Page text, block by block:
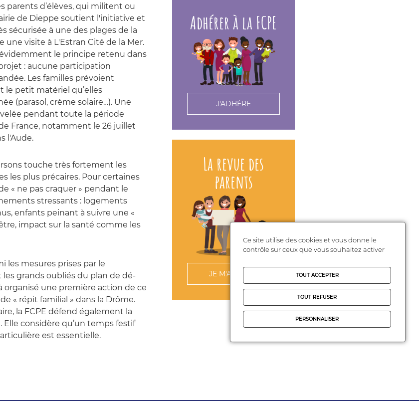
parents d’élèves, qui militent ou
de Dieppe soutient l'initiative et
sécurisée à une des plages de la
une visite à L'Estran Cité de la Mer.
le principe retenu dans
: aucune participation
Les familles prévoient
petit matériel qu’elles
(parasol, crème solaire…). Une
pendant toute la période
France, notamment le 26 juillet
l'Aude.
touche très fortement les
les plus précaires. Pour certaines
« ne pas craquer » pendant le
stressants : logements
enfants peinant à suivre une «
impact sur la santé comme les
les mesures prises par le
grands oubliés du plan de dé-
organisé une première action de ce
« répit familial » dans la Drôme.
la FCPE défend également la
considère qu’un temps festif
est essentielle.
Adhérer à la FCPE
J'ADHÉRE
La revue des
parents
JE M'ABONNE
Ce site utilise des cookies et vous donne le
contrôle sur ceux que vous souhaitez activer
TOUT ACCEPTER
TOUT REFUSER
PERSONNALISER